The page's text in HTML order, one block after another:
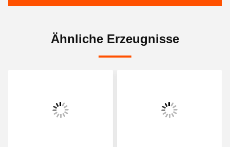
Ähnliche Erzeugnisse